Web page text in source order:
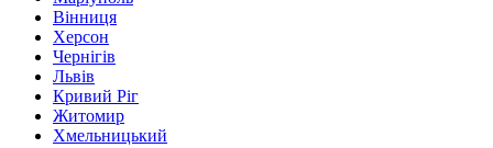
Вінниця
Херсон
Чернігів
Львів
Кривий Ріг
Житомир
Хмельницький